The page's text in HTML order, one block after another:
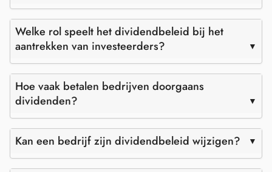
Welke rol speelt het dividendbeleid bij het
aantrekken van investeerders?
Hoe vaak betalen bedrijven doorgaans
dividenden?
Kan een bedrijf zijn dividendbeleid wijzigen?